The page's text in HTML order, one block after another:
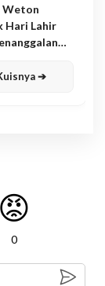
Hari Lahir
➔
😡
0